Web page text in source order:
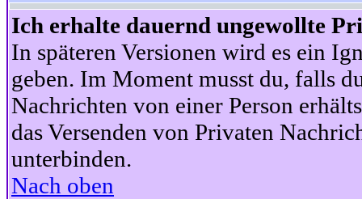
Ich erhalte dauernd ungewollte
In späteren Versionen wird es ein
geben. Im Moment musst du, falls
Nachrichten von einer Person
das Versenden von Privaten
unterbinden.
Nach oben